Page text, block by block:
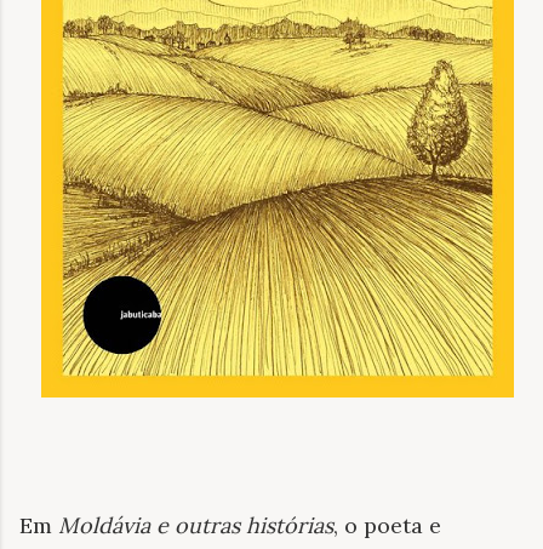
Em Moldávia e outras histórias, o poeta e